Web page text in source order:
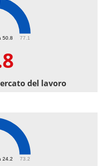
50.8 77.1
del lavoro
24.2 73.2